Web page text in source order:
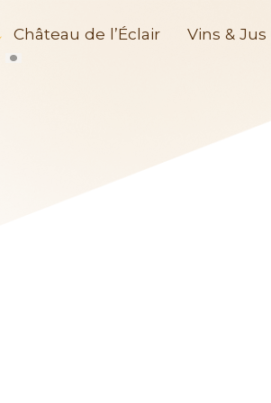
Château de l’Éclair Vins &